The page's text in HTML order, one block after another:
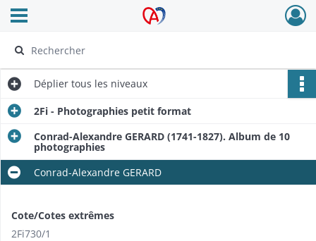
Archives Alsace - Colmar
Ouvrir le menu déroulant
Déplier tous les niveaux
2Fi - Photographies petit format
Conrad-Alexandre GERARD (1741-1827). Album de 10
photographies
Conrad-Alexandre GERARD
Cote/Cotes extrêmes
2Fi730/1